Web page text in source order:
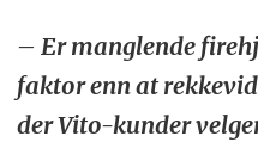
– Er manglende
faktor enn at
der Vito-kunder